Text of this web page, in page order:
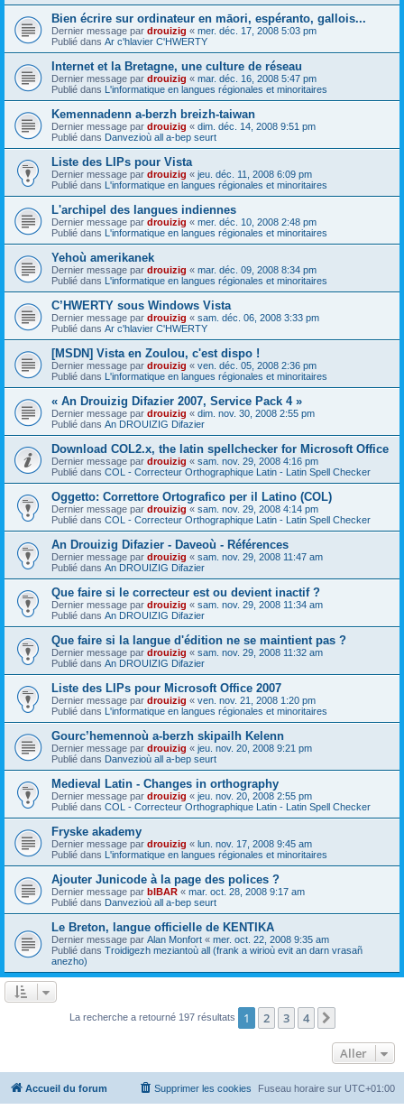
Bien écrire sur ordinateur en māori, espéranto, gallois...
Dernier message par drouizig « mer. déc. 17, 2008 5:03 pm
Publié dans Ar c'hlavier C'HWERTY
Internet et la Bretagne, une culture de réseau
Dernier message par drouizig « mar. déc. 16, 2008 5:47 pm
Publié dans L'informatique en langues régionales et minoritaires
Kemennadenn a-berzh breizh-taiwan
Dernier message par drouizig « dim. déc. 14, 2008 9:51 pm
Publié dans Danvezioù all a-bep seurt
Liste des LIPs pour Vista
Dernier message par drouizig « jeu. déc. 11, 2008 6:09 pm
Publié dans L'informatique en langues régionales et minoritaires
L'archipel des langues indiennes
Dernier message par drouizig « mer. déc. 10, 2008 2:48 pm
Publié dans L'informatique en langues régionales et minoritaires
Yehoù amerikanek
Dernier message par drouizig « mar. déc. 09, 2008 8:34 pm
Publié dans L'informatique en langues régionales et minoritaires
C’HWERTY sous Windows Vista
Dernier message par drouizig « sam. déc. 06, 2008 3:33 pm
Publié dans Ar c'hlavier C'HWERTY
[MSDN] Vista en Zoulou, c'est dispo !
Dernier message par drouizig « ven. déc. 05, 2008 2:36 pm
Publié dans L'informatique en langues régionales et minoritaires
« An Drouizig Difazier 2007, Service Pack 4 »
Dernier message par drouizig « dim. nov. 30, 2008 2:55 pm
Publié dans An DROUIZIG Difazier
Download COL2.x, the latin spellchecker for Microsoft Office
Dernier message par drouizig « sam. nov. 29, 2008 4:16 pm
Publié dans COL - Correcteur Orthographique Latin - Latin Spell Checker
Oggetto: Correttore Ortografico per il Latino (COL)
Dernier message par drouizig « sam. nov. 29, 2008 4:14 pm
Publié dans COL - Correcteur Orthographique Latin - Latin Spell Checker
An Drouizig Difazier - Daveoù - Références
Dernier message par drouizig « sam. nov. 29, 2008 11:47 am
Publié dans An DROUIZIG Difazier
Que faire si le correcteur est ou devient inactif ?
Dernier message par drouizig « sam. nov. 29, 2008 11:34 am
Publié dans An DROUIZIG Difazier
Que faire si la langue d'édition ne se maintient pas ?
Dernier message par drouizig « sam. nov. 29, 2008 11:32 am
Publié dans An DROUIZIG Difazier
Liste des LIPs pour Microsoft Office 2007
Dernier message par drouizig « ven. nov. 21, 2008 1:20 pm
Publié dans L'informatique en langues régionales et minoritaires
Gourc’hemennoù a-berzh skipailh Kelenn
Dernier message par drouizig « jeu. nov. 20, 2008 9:21 pm
Publié dans Danvezioù all a-bep seurt
Medieval Latin - Changes in orthography
Dernier message par drouizig « jeu. nov. 20, 2008 2:55 pm
Publié dans COL - Correcteur Orthographique Latin - Latin Spell Checker
Fryske akademy
Dernier message par drouizig « lun. nov. 17, 2008 9:45 am
Publié dans L'informatique en langues régionales et minoritaires
Ajouter Junicode à la page des polices ?
Dernier message par bIBAR « mar. oct. 28, 2008 9:17 am
Publié dans Danvezioù all a-bep seurt
Le Breton, langue officielle de KENTIKA
Dernier message par Alan Monfort « mer. oct. 22, 2008 9:35 am
Publié dans Troidigezh meziantoù all (frank a wirioù evit an darn vrasañ
anezho)
La recherche a retourné 197 résultats 1 2 3 4
Aller
Accueil du forum Fuseau horaire sur UTC+01:00
Supprimer les cookies